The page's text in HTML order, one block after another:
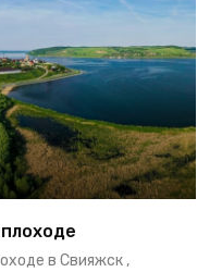
в Свияжск ,